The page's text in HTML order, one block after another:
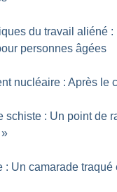
du travail aliéné
personnes âgées
nucléaire : Après le
schiste : Un point de
»
: Un camarade traqué